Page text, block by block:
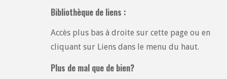
Bibliothèque de liens :
Accès plus bas à droite sur cette page ou en
cliquant sur Liens dans le menu du haut.
Plus de mal que de bien?